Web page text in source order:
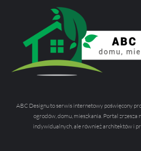
ABC Designu to serwis internetowy poświęcony
ogrodów, domu, mieszkania. Portal
indywidualnych, ale również architektów i